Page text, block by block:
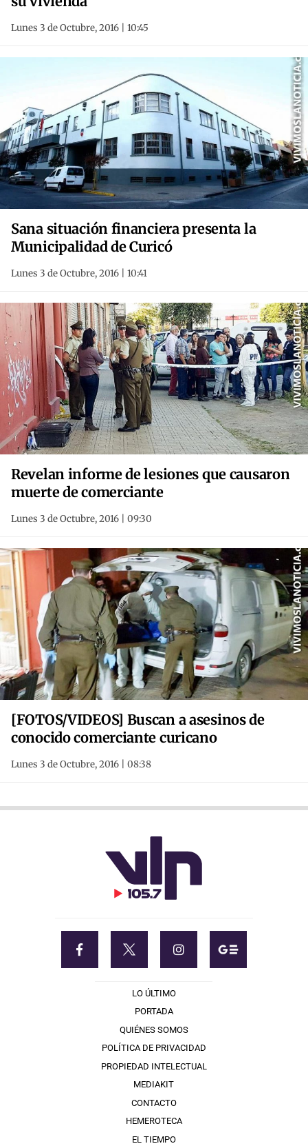
Lunes 3 de Octubre, 2016 | 10:45
Sana situación financiera presenta la
Municipalidad de Curicó
Lunes 3 de Octubre, 2016 | 10:41
Revelan informe de lesiones que causaron
muerte de comerciante
Lunes 3 de Octubre, 2016 | 09:30
[FOTOS/VIDEOS] Buscan a asesinos de
conocido comerciante curicano
Lunes 3 de Octubre, 2016 | 08:38
LO ÚLTIMO
PORTADA
QUIÉNES SOMOS
POLÍTICA DE PRIVACIDAD
PROPIEDAD INTELECTUAL
MEDIAKIT
CONTACTO
HEMEROTECA
EL TIEMPO